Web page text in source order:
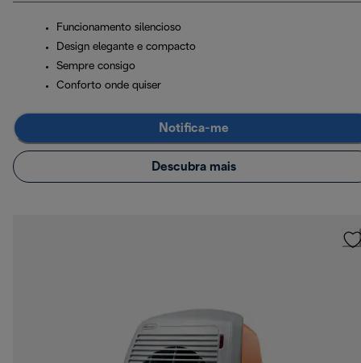
Funcionamento silencioso
Design elegante e compacto
Sempre consigo
Conforto onde quiser
Notifica-me
Descubra mais